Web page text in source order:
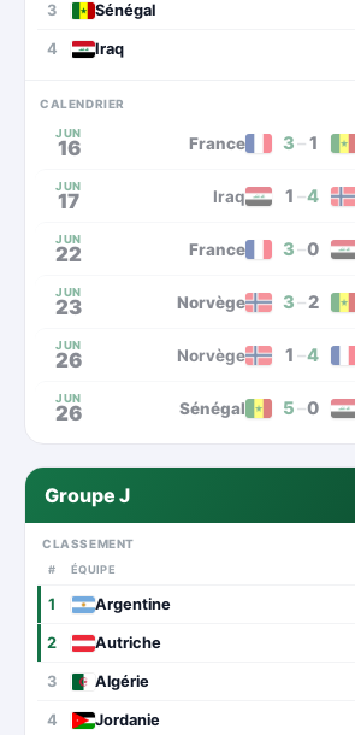
3 Sénégal
4 Iraq
CALENDRIER
JUN
16 France 3–1
JUN
17 Iraq 1 –4
JUN
22 France 3–0
JUN
23 Norvège 3–2
JUN
26 Norvège 1 –4
JUN
26 Sénégal 5–0
Groupe J
CLASSEMENT
# ÉQUIPE
1 Argentine
2 Autriche
3 Algérie
4 Jordanie